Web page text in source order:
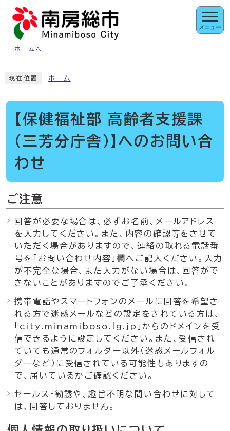
ページの先頭です
ホームへ
メニュー
現在位置 ホーム
【保健福祉部 高齢者支援課
（三芳分庁舎）】へのお問い合
わせ
ご注意
回答が必要な場合は、必ずお名前、メールアドレス
を入力してください。また、内容の確認等をさせて
いただく場合がありますので、連絡の取れる電話番
号を「お問い合わせ内容」欄へご記入ください。入力
が不完全な場合、また入力がない場合は、回答がで
きないことがありますのでご了承ください。
携帯電話やスマートフォンのメールに回答を希望さ
れる方で迷惑メールなどの設定をされている方は、
「city.minamiboso.lg.jp」からのドメインを受
信できるように設定してください。また、受信され
ていても通常のフォルダー以外（迷惑メールフォル
ダーなど）に受信されている可能性もありますの
で、届いているかご確認ください。
セールス・勧誘や、趣旨不明な問い合わせに対して
は、回答しておりません。